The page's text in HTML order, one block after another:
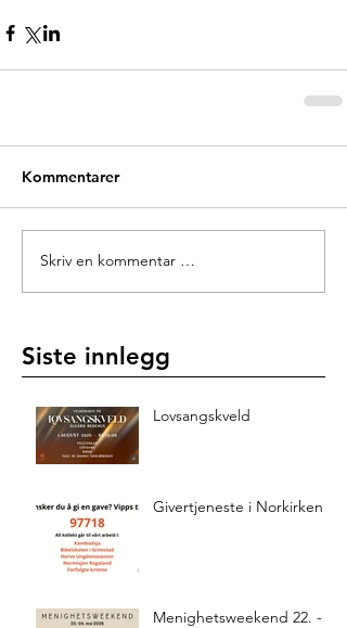
Kommentarer
Skriv en kommentar …
Siste innlegg
Lovsangskveld
Givertjeneste i Norkirken
Menighetsweekend 22. -